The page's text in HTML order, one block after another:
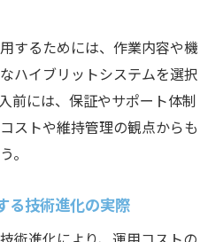
するためには、作業内容や機
ハイブリットシステムを選択
前には、保証やサポート体制
ストや維持管理の観点からも
。
る技術進化の実際